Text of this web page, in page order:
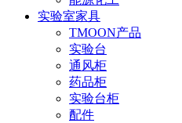
实验室家具
TMOON产品
实验台
通风柜
药品柜
实验台柜
配件